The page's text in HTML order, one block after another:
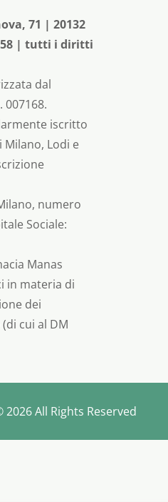
71 | 20132
| tutti i diritti
dal
007168.
iscritto
Milano, Lodi e
numero
Sociale:
Manas
in materia di
dei
cui al DM
All Rights Reserved